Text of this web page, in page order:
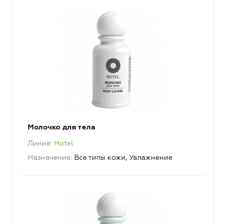
Молочко для тела
Линия Hotel
Назначение Все типы кожи, Увлажнение